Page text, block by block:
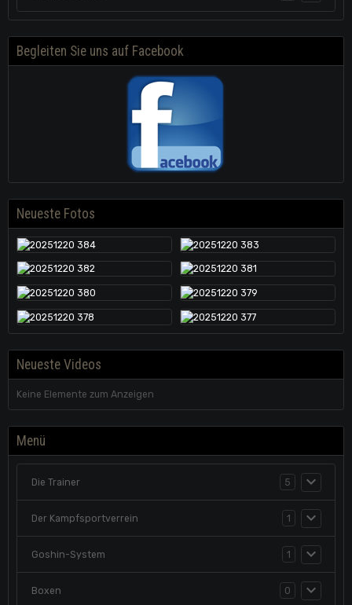
Begleiten Sie uns auf Facebook
Neueste Fotos
Neueste Videos
Keine Elemente zum Anzeigen
Menü
Die Trainer 5
Der Kampfsportverrein 1
Goshin-System 1
Boxen 0